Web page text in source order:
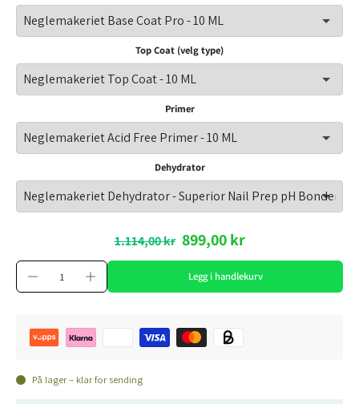
Top Coat (velg type)
Primer
Dehydrator
1.114,00 kr 899,00 kr
Legg i handlekurv
På lager – klar for sending